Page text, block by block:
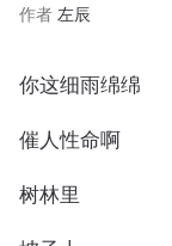
作者 左辰
你这细雨绵绵
催人性命啊
树林里